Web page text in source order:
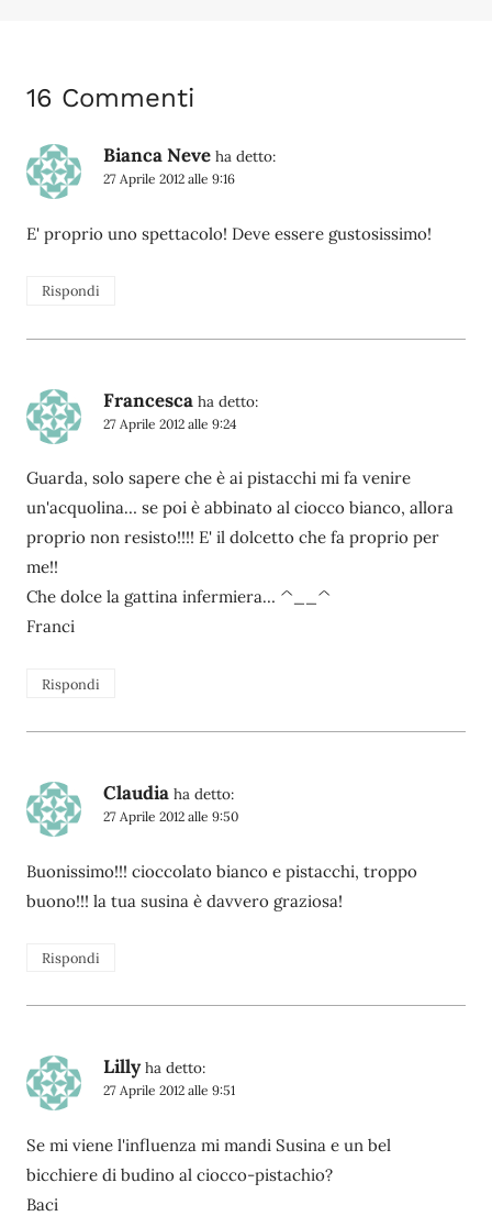
16 Commenti
Bianca Neve ha detto:
27 Aprile 2012 alle 9:16
E' proprio uno spettacolo! Deve essere gustosissimo!
Rispondi
Francesca ha detto:
27 Aprile 2012 alle 9:24
Guarda, solo sapere che è ai pistacchi mi fa venire
un'acquolina… se poi è abbinato al ciocco bianco, allora
proprio non resisto!!!! E' il dolcetto che fa proprio per
me!!
Che dolce la gattina infermiera… ^__^
Franci
Rispondi
Claudia ha detto:
27 Aprile 2012 alle 9:50
Buonissimo!!! cioccolato bianco e pistacchi, troppo
buono!!! la tua susina è davvero graziosa!
Rispondi
Lilly ha detto:
27 Aprile 2012 alle 9:51
Se mi viene l'influenza mi mandi Susina e un bel
bicchiere di budino al ciocco-pistachio?
Baci